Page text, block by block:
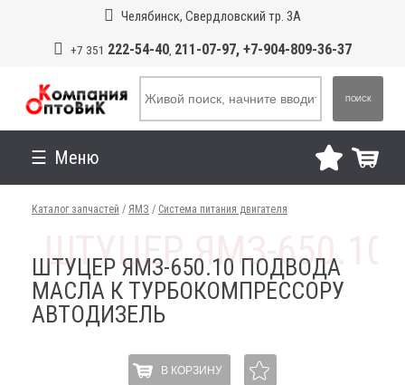
Челябинск, Свердловский тр. 3А
+7 351 222-54-40, 211-07-97, +7-904-809-36-37
ПОИСК
Меню
Каталог запчастей / ЯМЗ / Система питания двигателя
ШТУЦЕР ЯМЗ-650.10 ПОДВОДА
МАСЛА К ТУРБОКОМПРЕССОРУ
АВТОДИЗЕЛЬ
В КОРЗИНУ